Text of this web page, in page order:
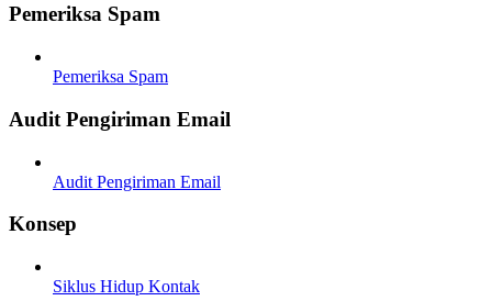
Pemeriksa Spam
Pemeriksa Spam
Audit Pengiriman Email
Audit Pengiriman Email
Konsep
Siklus Hidup Kontak